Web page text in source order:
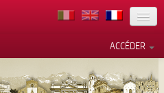
ACCÉDER